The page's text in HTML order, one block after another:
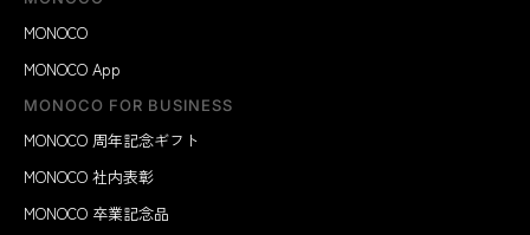
MONOCO
MONOCO App
MONOCO FOR BUSINESS
MONOCO 周年記念ギフト
MONOCO 社内表彰
MONOCO 卒業記念品